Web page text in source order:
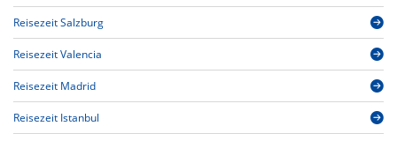
Reisezeit Salzburg
Reisezeit Valencia
Reisezeit Madrid
Reisezeit Istanbul